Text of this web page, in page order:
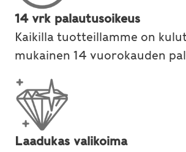
14 vrk palautusoikeus
Kaikilla tuotteillamme on
mukainen 14 vuorokauden
Laadukas valikoima